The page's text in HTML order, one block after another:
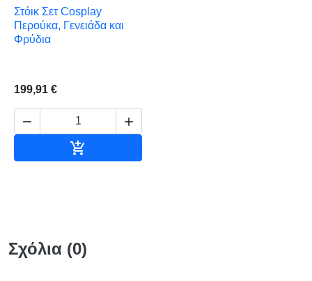
Στόικ Σετ Cosplay
Περούκα, Γενειάδα και
Φρύδια
199,91 €
 

Σχόλια (0)